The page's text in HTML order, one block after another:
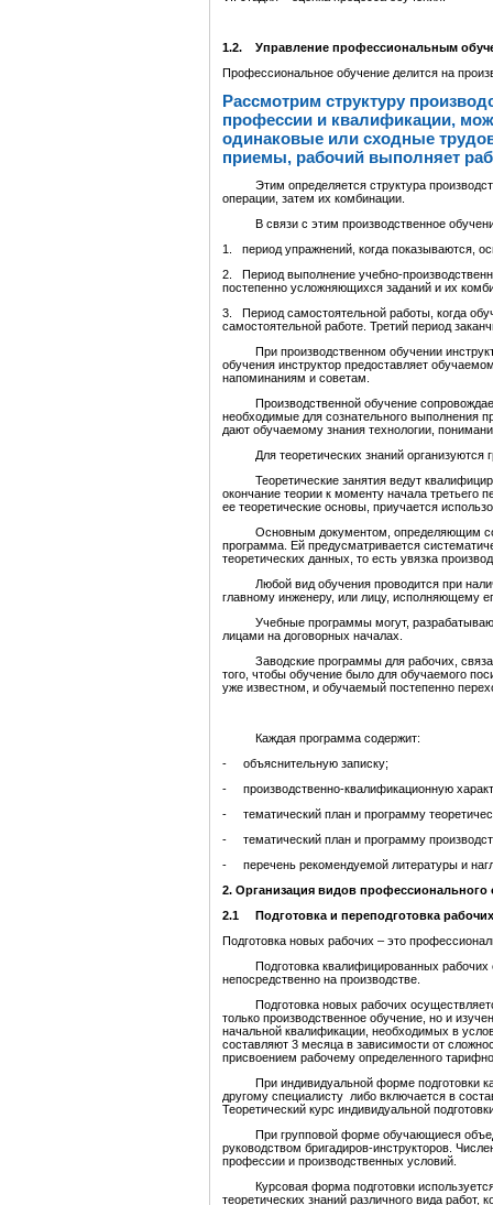
1.2. Управление профессиональным
Профессиональное обучение делится на
Рассмотрим структуру
профессии и квалификации,
одинаковые или сходные
приемы, рабочий выполняет
Этим определяется структура
операции, затем их комбинации.
В связи с этим производственное
1. период упражнений, когда показываются,
2. Период выполнение учебно-
постепенно усложняющихся заданий и их
3. Период самостоятельной работы, когда
самостоятельной работе. Третий период
При производственном обучении
обучения инструктор предоставляет
напоминаниям и советам.
Производственной обучение
необходимые для сознательного выполнения
дают обучаемому знания технологии,
Для теоретических знаний организуются
Теоретические занятия ведут
окончание теории к моменту начала третьего
ее теоретические основы, приучается
Основным документом, определяющим
программа. Ей предусматривается
теоретических данных, то есть увязка
Любой вид обучения проводится при
главному инженеру, или лицу, исполняющему
Учебные программы могут,
лицами на договорных началах.
Заводские программы для рабочих,
того, чтобы обучение было для обучаемого
уже известном, и обучаемый постепенно
Каждая программа содержит:
- объяснительную записку;
- производственно-квалификационную
- тематический план и программу
- тематический план и программу
- перечень рекомендуемой литературы и
2. Организация видов профессионального
2.1 Подготовка и переподготовка
Подготовка новых рабочих – это
Подготовка квалифицированных рабочих
непосредственно на производстве.
Подготовка новых рабочих
только производственное обучение, но и
начальной квалификации, необходимых в
составляют 3 месяца в зависимости от
присвоением рабочему определенного
При индивидуальной форме подготовки
другому специалисту либо включается в
Теоретический курс индивидуальной
При групповой форме обучающиеся
руководством бригадиров-инструкторов.
профессии и производственных условий.
Курсовая форма подготовки используется
теоретических знаний различного вида